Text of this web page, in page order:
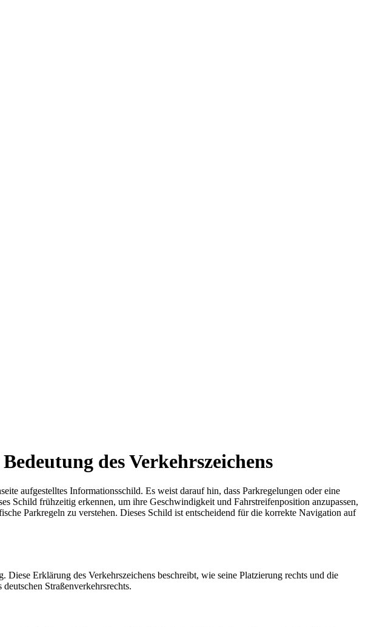
des Verkehrszeichens
aufgestelltes Informationsschild. Es weist darauf hin, dass Parkregelungen oder eine
Schild frühzeitig erkennen, um ihre Geschwindigkeit und Fahrstreifenposition anzupassen,
Parkregeln zu verstehen. Dieses Schild ist entscheidend für die korrekte Navigation auf
Erklärung des Verkehrszeichens beschreibt, wie seine Platzierung rechts und die
Straßenverkehrsrechts.